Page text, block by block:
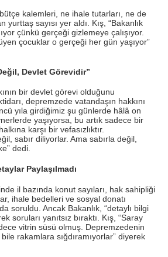
bütçe kalemleri, ne ihale tutarları, ne de
sayısı yer aldı. Kış, “Bakanlık
çünkü gerçeği gizlemeye çalışıyor.
çocuklar o gerçeği her gün yaşıyor”
Devlet Görevidir”
bir devlet görevi olduğunu
depremzede vatandaşın hakkını
yıla girdiğimiz şu günlerde hâlâ on
yaşıyorsa, bu artık sadece bir
karşı bir vefasızlıktır.
sabır diliyorlar. Ama sabırla değil,
dedi.
Paylaşılmadı
il bazında konut sayıları, hak sahipliği
ihale bedelleri ve sosyal donatı
soruldu. Ancak Bakanlık, “detaylı bilgi
soruları yanıtsız bıraktı. Kış, “Saray
vitrin süsü olmuş. Depremzedenin
rakamlara sığdıramıyorlar” diyerek